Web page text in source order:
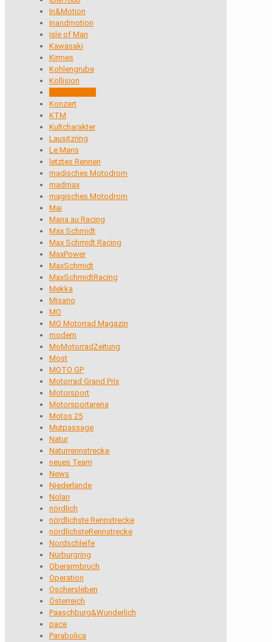
In&Motion
Inandmotion
Isle of Man
Kawasaki
Kirmes
Kohlengrube
Kollision
Konzert
KTM
Kultcharakter
Lausitzring
Le Mans
letztes Rennen
madisches Motodrom
madmax
magisches Motodrom
Mai
Mana au Racing
Max Schmidt
Max Schmidt Racing
MaxPower
MaxSchmidt
MaxSchmidtRacing
Mekka
Misano
MO
MO Motorrad Magazin
modern
MoMotorradZeitung
Most
MOTO GP
Motorrad Grand Prix
Motorsport
Motorsportarena
Motos 25
Mutpassage
Natur
Naturrennstrecke
neues Team
News
Niederlande
Nolan
nördlich
nördlichste Rennstrecke
nördlichsteRennstrecke
Nordschleife
Nürburgring
Oberarmbruch
Operation
Oschersleben
Österreich
Paaschburg&Wunderlich
pace
Parabolica